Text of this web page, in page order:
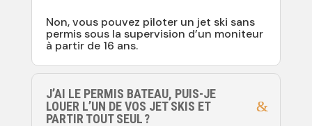
Non, vous pouvez piloter un jet ski sans
permis sous la supervision d’un moniteur
à partir de 16 ans.
J’AI LE PERMIS BATEAU, PUIS-JE
LOUER L’UN DE VOS JET SKIS ET
PARTIR TOUT SEUL ?